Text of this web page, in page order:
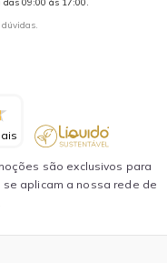
das 09:00 às 17:00.
são exclusivos para
aplicam a nossa rede de